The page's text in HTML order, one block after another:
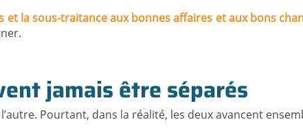
et la sous-traitance aux bonnes affaires et aux bons
jamais être séparés
Pourtant, dans la réalité, les deux avancent